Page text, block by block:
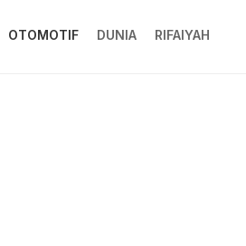
OTOMOTIF DUNIA RIFAIYAH